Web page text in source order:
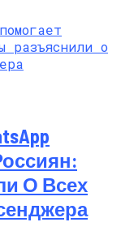
О Всех